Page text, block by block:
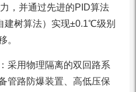
，并通过先进的PID算法
建树算法）实现±0.1℃级别
。
采用物理隔离的双回路系
管路防爆装置、高低压保